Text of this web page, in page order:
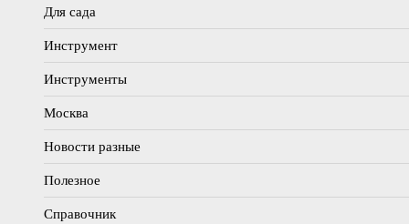
Для сада
Инструмент
Инструменты
Москва
Новости разные
Полезное
Справочник